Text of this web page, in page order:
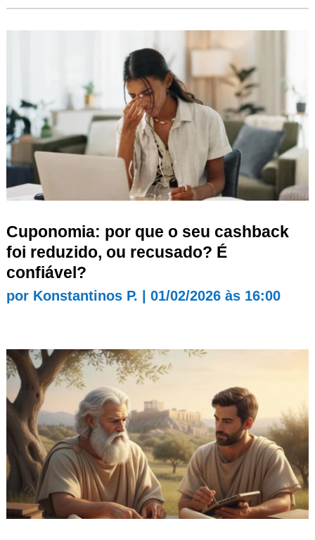
Cuponomia: por que o seu cashback
foi reduzido, ou recusado? É
confiável?
por Konstantinos P. | 01/02/2026 às 16:00